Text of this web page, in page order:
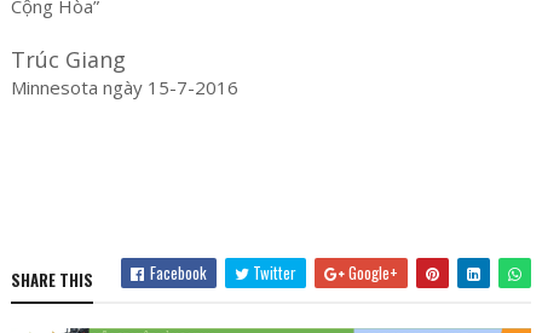
Cộng Hòa”
Trúc Giang
Minnesota ngày 15-7-2016
SHARE THIS Facebook Twitter Google+